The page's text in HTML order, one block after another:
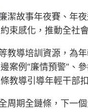
廉潔故事年夜賽、年
束感化，推動全社
教導培訓資源，為
案例“廉情預警”、
教導引導年輕干部
全周期全鏈條，下